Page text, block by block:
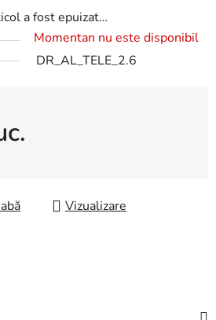
a fost epuizat…
Momentan nu este disponibil
DR_AL_TELE_2.6
Vizualizare